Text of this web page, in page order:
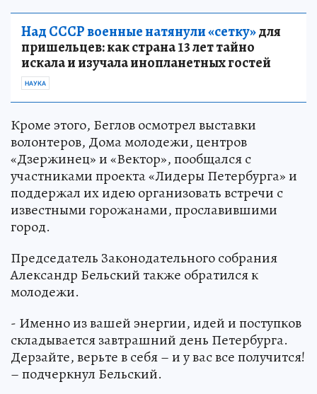
Над СССР военные натянули «сетку»для
пришельцев: как страна 13 лет тайно
искала и изучала инопланетных гостей
НАУКА
Кроме этого, Беглов осмотрел выставки
волонтеров, Дома молодежи, центров
«Дзержинец» и «Вектор», пообщался с
участниками проекта «Лидеры Петербурга» и
поддержал их идею организовать встречи с
известными горожанами, прославившими
город.
Председатель Законодательного собрания
Александр Бельский также обратился к
молодежи.
- Именно из вашей энергии, идей и поступков
складывается завтрашний день Петербурга.
Дерзайте, верьте в себя – и у вас все получится!
– подчеркнул Бельский.